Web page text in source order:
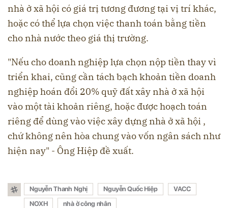
nhà ở xã hội có giá trị tương đương tại vị trí khác,
hoặc có thể lựa chọn việc thanh toán bằng tiền
cho nhà nước theo giá thị trường.
"Nếu cho doanh nghiệp lựa chọn nộp tiền thay vì
triển khai, cũng cần tách bạch khoản tiền doanh
nghiệp hoán đổi 20% quỹ đất xây nhà ở xã hội
vào một tài khoản riêng, hoặc được hoạch toán
riêng để dùng vào việc xây dựng nhà ở xã hội ,
chứ không nên hòa chung vào vốn ngân sách như
hiện nay" - Ông Hiệp đề xuất.
Nguyễn Thanh Nghị Nguyễn Quốc Hiệp
VACC
NOXH
nhà ở công nhân